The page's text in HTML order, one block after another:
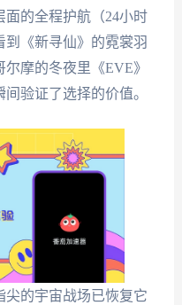
面的全程护航（24小时
《新寻仙》的霓裳羽
摩的冬夜里《EVE》
验证了选择的价值。
尖的宇宙战场已恢复它